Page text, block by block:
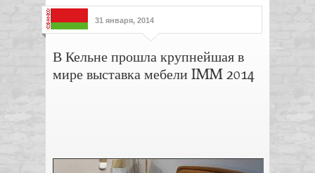
31 января, 2014
В Кельне прошла крупнейшая в
мире выставка мебели IMM 2014